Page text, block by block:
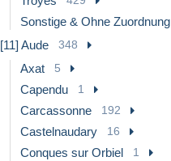
Sonstige & Ohne Zuordnung
[11] Aude 348
Axat 5
Capendu 1
Carcassonne 192
Castelnaudary 16
Conques sur Orbiel 1